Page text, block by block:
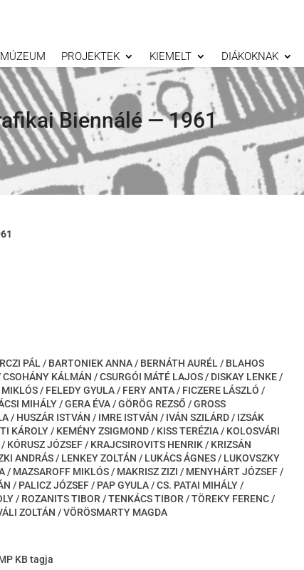
MÚZEUM PROJEKTEK KIEMELT DIÁKOKNAK
Biennálé — 1961
PÁL / BARTONIEK ANNA / BERNÁTH AURÉL / BLAHOS
KÁLMÁN / CSURGÓI MÁTÉ LAJOS / DISKAY LENKE /
/ FELEDY GYULA / FERY ANTA / FICZERE LÁSZLÓ /
MIHÁLY / GERA ÉVA / GÖRÖG REZSŐ / GROSS
/ HUSZÁR ISTVÁN / IMRE ISTVÁN / IVÁN SZILÁRD / IZSÁK
KÁROLY / KEMÉNY ZSIGMOND / KISS TERÉZIA / KOLOSVÁRI
JÓZSEF / KRAJCSIROVITS HENRIK / KRIZSÁN
ANDRÁS / LENKEY ZOLTÁN / LUKÁCS ÁGNES / LUKOVSZKY
/ MAZSAROFF MIKLÓS / MAKRISZ ZIZI / MENYHÁRT JÓZSEF /
/ PALICZ JÓZSEF / PAP GYULA / CS. PATAI MIHÁLY /
/ ROZANITS TIBOR / TENKÁCS TIBOR / TÖREKY FERENC /
ZOLTÁN / VÖRÖSMARTY MAGDA
KB tagja